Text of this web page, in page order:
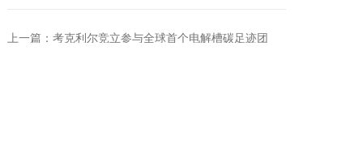
上一篇：考克利尔竞立参与全球首个电解槽碳足迹团